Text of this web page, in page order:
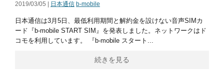
2019/03/05 | 日本通信 b-mobile
日本通信は3月5日、最低利用期間と解約金を設けない音声SIMカ
ード『b-mobile START SIM』を発表しました。ネットワークはド
コモを利用しています。 『b-mobile スタート...
続きを見る